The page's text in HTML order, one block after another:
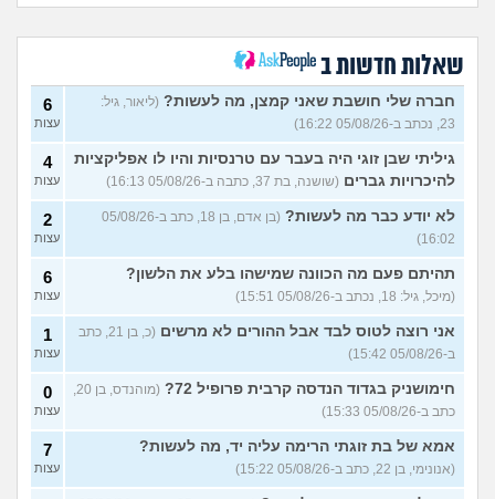
(רוויטל, בת 24)
14
עצות
בנות,אתן הייתן "מסדרות" את
אח שלכם במצב כזה?
(לוחם שקרוב ל'חרור, בן 21)
מסאג׳יסט מעורער
(מסאג׳יסט מעורער, בן 26)
4
עצות
אנחנו מקיימים יחסים עם
בגדים וזה לא מפריע לבעלי,
מה לעשות?
(דיאנה, בת 42)
5
עצות
מחזור לאחר כמה שעות, זה
בטוח?
(שלומי, בן 21)
9
עצות
נשוי מפנטז על ליידיבויס
(מאטיטיהו, בן 37)
3
עצות
למישהו יש עצה איך לדכא את
החשק המיני?
(יפה, בת 43)
עוד שאלות חדשות במדור
שאלות חדשות ב
חברה שלי חושבת שאני קמצן, מה לעשות? (ליאור, גיל:
23, נכתב ב-05/08/26 16:22)
6
עצות
גיליתי שבן זוגי היה בעבר עם טרנסיות והיו לו אפליקציות
להיכרויות גברים (שושנה, בת 37, כתבה ב-05/08/26 16:13)
4
עצות
לא יודע כבר מה לעשות?
(בן אדם, בן 18, כתב ב-05/08/26
16:02)
2
עצות
תהיתם פעם מה הכוונה שמישהו בלע את הלשון?
(מיכל, גיל: 18, נכתב ב-05/08/26 15:51)
6
עצות
אני רוצה לטוס לבד אבל ההורים לא מרשים
(כ, בן 21, כתב
ב-05/08/26 15:42)
1
עצות
חימושניק בגדוד הנדסה קרבית פרופיל 72?
(מוהנדס, בן 20,
כתב ב-05/08/26 15:33)
0
עצות
אמא של בת זוגתי הרימה עליה יד, מה לעשות?
(אנונימי, בן 22, כתב ב-05/08/26 15:22)
7
עצות